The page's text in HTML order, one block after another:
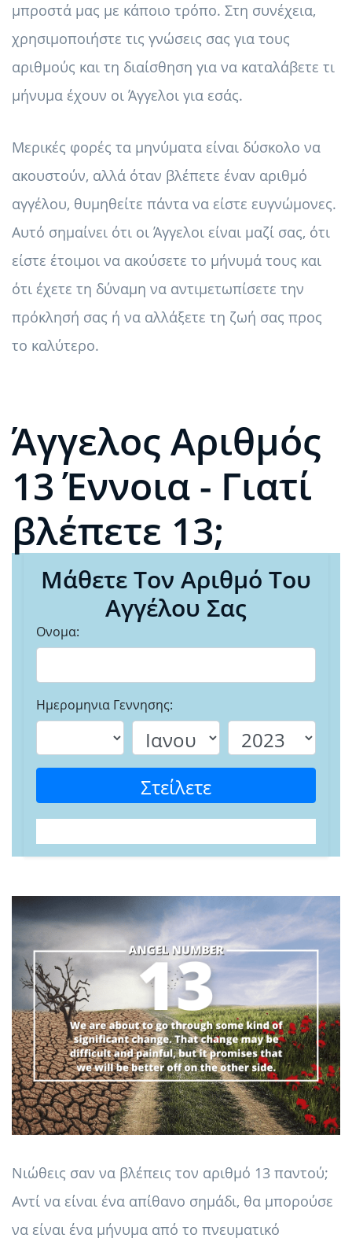
μπροστά μας με κάποιο τρόπο. Στη συνέχεια,
χρησιμοποιήστε τις γνώσεις σας για τους
αριθμούς και τη διαίσθηση για να καταλάβετε τι
μήνυμα έχουν οι Άγγελοι για εσάς.
Μερικές φορές τα μηνύματα είναι δύσκολο να
ακουστούν, αλλά όταν βλέπετε έναν αριθμό
αγγέλου, θυμηθείτε πάντα να είστε ευγνώμονες.
Αυτό σημαίνει ότι οι Άγγελοι είναι μαζί σας, ότι
είστε έτοιμοι να ακούσετε το μήνυμά τους και
ότι έχετε τη δύναμη να αντιμετωπίσετε την
πρόκλησή σας ή να αλλάξετε τη ζωή σας προς
το καλύτερο.
Άγγελος Αριθμός
13 Έννοια - Γιατί
βλέπετε 13;
Μάθετε Τον Αριθμό Του
Αγγέλου Σας
Ονομα:
Ημερομηνια Γεννησης:
Στείλετε
Νιώθεις σαν να βλέπεις τον αριθμό 13 παντού;
Αντί να είναι ένα απίθανο σημάδι, θα μπορούσε
να είναι ένα μήνυμα από το πνευματικό